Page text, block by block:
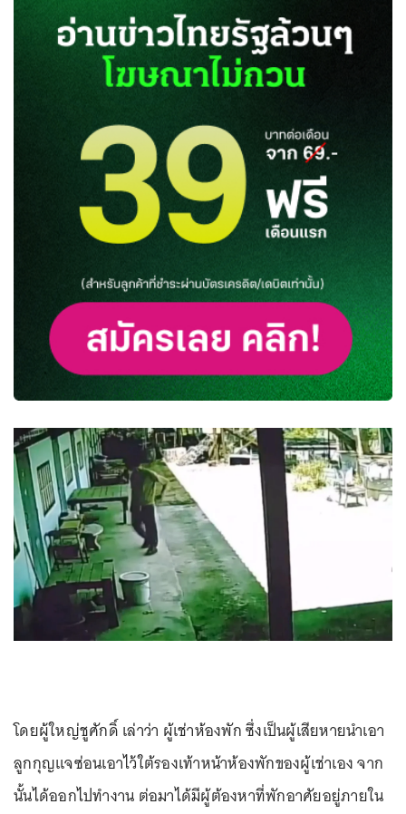
โดยผู้ใหญ่ชูศักดิ์ เล่าว่า ผู้เช่าห้องพัก ซึ่งเป็นผู้เสียหายนำเอา
ลูกกุญแจซ่อนเอาไว้ใต้รองเท้าหน้าห้องพักของผู้เช่าเอง จาก
นั้นได้ออกไปทำงาน ต่อมาได้มีผู้ต้องหาที่พักอาศัยอยู่ภายใน